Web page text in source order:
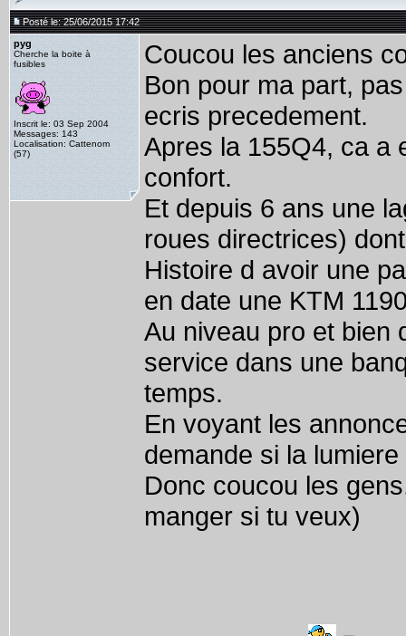
Posté le: 25/06/2015 17:42
pyg
Cherche la boite à
fusibles
Inscrit le: 03 Sep 2004
Messages: 143
Localisation: Cattenom
(57)
Coucou les anciens
Bon pour ma part,
ecris precedement.
Apres la 155Q4, ca a
confort.
Et depuis 6 ans une
roues directrices)
Histoire d avoir une
en date une KTM
Au niveau pro et bien
service dans une
temps.
En voyant les
demande si la
Donc coucou les
manger si tu veux)